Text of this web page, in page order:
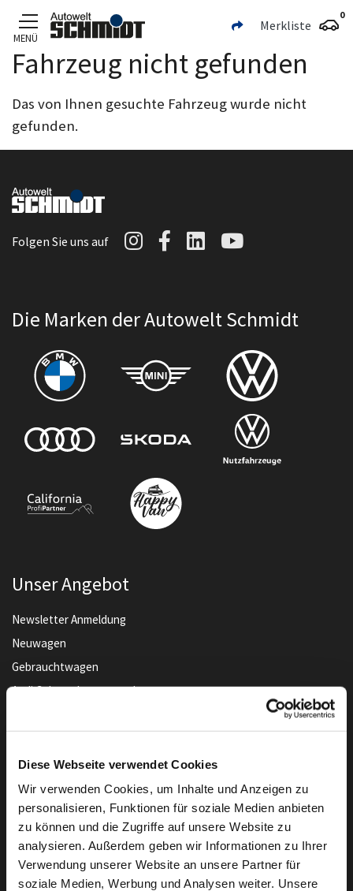
Diese Webseite verwendet Cookies
Wir verwenden Cookies, um Inhalte und Anzeigen zu
personalisieren, Funktionen für soziale Medien anbieten
zu können und die Zugriffe auf unsere Website zu
analysieren. Außerdem geben wir Informationen zu Ihrer
Verwendung unserer Website an unsere Partner für
soziale Medien, Werbung und Analysen weiter. Unsere
Zum Hauptinhalt
MENÜ
Merkliste
0
Fahrzeug nicht gefunden
Das von Ihnen gesuchte Fahrzeug wurde nicht
gefunden.
Folgen Sie uns auf Autowelt Schmidt auf
Autowelt Schmidt
AutoweltAutowelt
Die Marken der Autowelt Schmidt
Unser Angebot
Newsletter Anmeldung
Neuwagen
Gebrauchtwagen
Audi Gebrauchtwagen :plus
Online-Terminbuchung
Für Geschäftskunden
Audi Business
BMW Geschäftskunden